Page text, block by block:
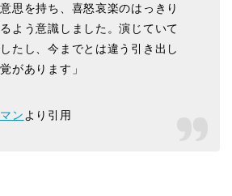
思を持ち、喜怒哀楽のはっきり
よう意識しました。演じていて
たし、今までとは違う引き出し
があります」
ン より引用